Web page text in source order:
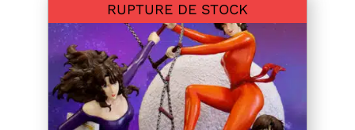
RUPTURE DE STOCK